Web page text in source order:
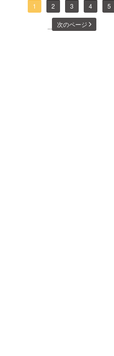
内させて頂きます。■こち
で開催中■https://camp-
1 2 3 4 5
... 次のページ